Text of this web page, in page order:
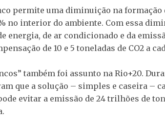
permite uma diminuição na formação
no interior do ambiente. Com essa
energia, de ar condicionado e da
de 10 e 5 toneladas de CO2 a
também foi assunto na Rio+20.
que a solução – simples e caseira –
evitar a emissão de 24 trilhões de